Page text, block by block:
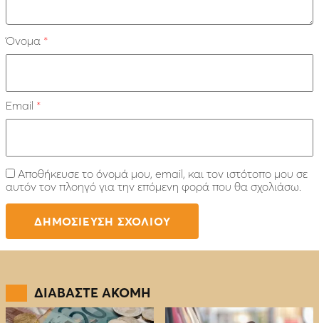
Όνομα *
Email *
Αποθήκευσε το όνομά μου, email, και τον ιστότοπο μου σε
αυτόν τον πλοηγό για την επόμενη φορά που θα σχολιάσω.
ΔΙΑΒΑΣΤΕ ΑΚΟΜΗ